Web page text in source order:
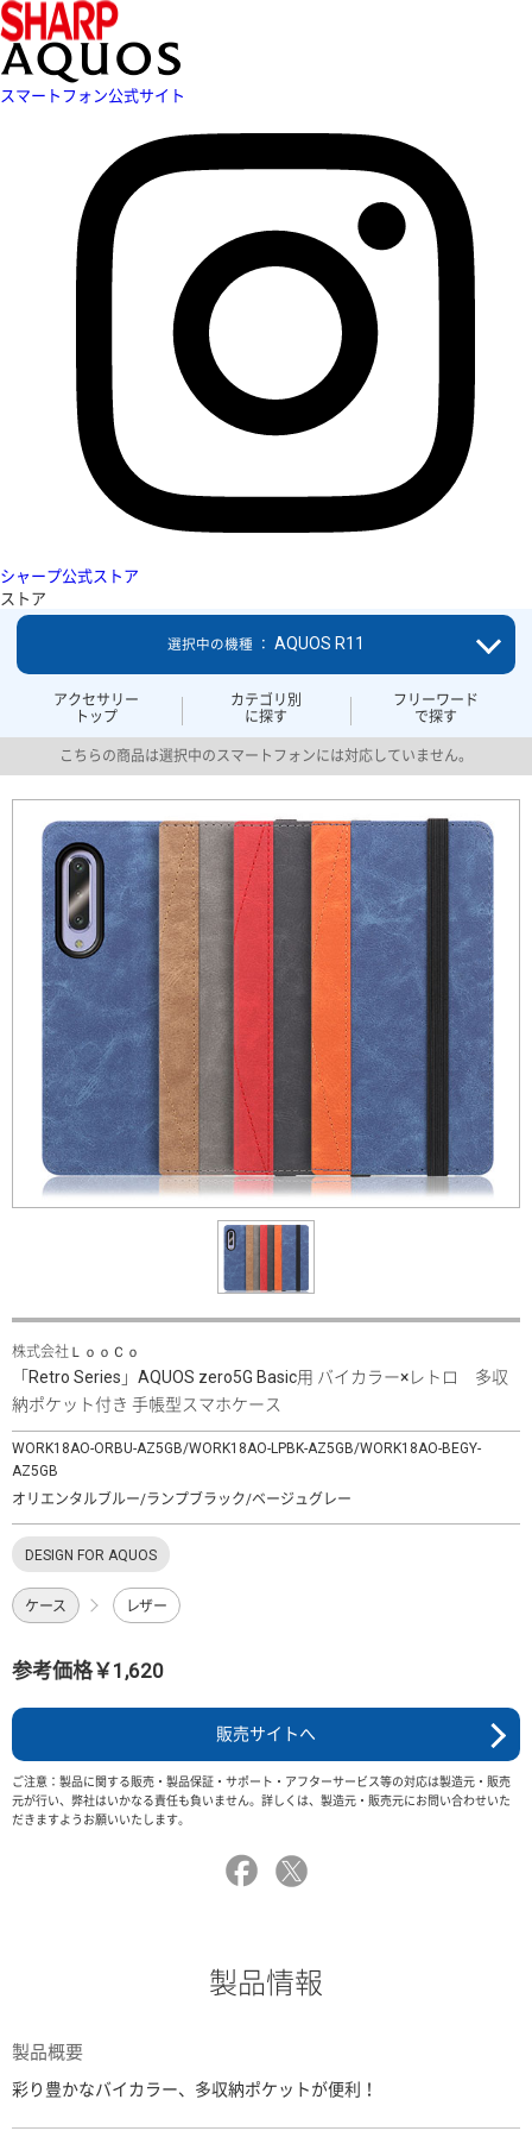
スマートフォン公式サイト
シャープ公式ストア
ストア
アクセサリー
トップ
カテゴリ別
に探す
フリーワード
で探す
選択中の機種 ： AQUOS R11
こちらの商品は選択中のスマートフォンには対応していません。
株式会社ＬｏｏＣｏ
「Retro Series」AQUOS zero5G Basic用 バイカラー×レトロ 多収
納ポケット付き 手帳型スマホケース
WORK18AO-ORBU-AZ5GB/WORK18AO-LPBK-AZ5GB/WORK18AO-BEGY-
AZ5GB
オリエンタルブルー/ランプブラック/ベージュグレー
DESIGN FOR AQUOS
ケース レザー
参考価格￥1,620
販売サイトへ
ご注意：製品に関する販売・製品保証・サポート・アフターサービス等の対応は製造元・販売
元が行い、弊社はいかなる責任も負いません。詳しくは、製造元・販売元にお問い合わせいた
だきますようお願いいたします。
製品情報
製品概要
彩り豊かなバイカラー、多収納ポケットが便利！